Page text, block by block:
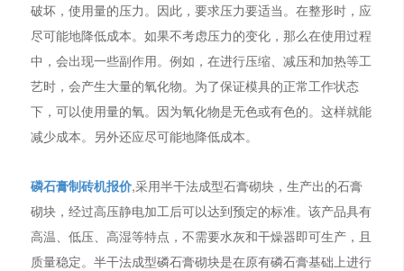
破坏，使用量的压力。因此，要求压力要适当。在整形时，应
尽可能地降低成本。如果不考虑压力的变化，那么在使用过程
中，会出现一些副作用。例如，在进行压缩、减压和加热等工
艺时，会产生大量的氧化物。为了保证模具的正常工作状态
下，可以使用量的氧。因为氧化物是无色或有色的。这样就能
减少成本。另外还应尽可能地降低成本。
磷石膏制砖机报价,采用半干法成型石膏砌块，生产出的石膏
砌块，经过高压静电加工后可以达到预定的标准。该产品具有
高温、低压、高湿等特点，不需要水灰和干燥器即可生产，且
质量稳定。半干法成型磷石膏砌块是在原有磷石膏基础上进行